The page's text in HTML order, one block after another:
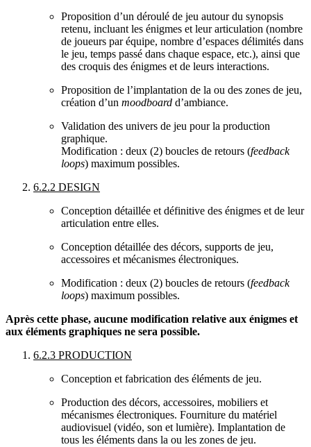
Proposition d’un déroulé de jeu autour du synopsis
retenu, incluant les énigmes et leur articulation (nombre
de joueurs par équipe, nombre d’espaces délimités dans
le jeu, temps passé dans chaque espace, etc.), ainsi que
des croquis des énigmes et de leurs interactions.
Proposition de l’implantation de la ou des zones de jeu,
création d’un moodboard d’ambiance.
Validation des univers de jeu pour la production
graphique.
Modification : deux (2) boucles de retours (feedback
loops) maximum possibles.
6.2.2 DESIGN
Conception détaillée et définitive des énigmes et de leur
articulation entre elles.
Conception détaillée des décors, supports de jeu,
accessoires et mécanismes électroniques.
Modification : deux (2) boucles de retours (feedback
loops) maximum possibles.
Après cette phase, aucune modification relative aux énigmes et
aux éléments graphiques ne sera possible.
6.2.3 PRODUCTION
Conception et fabrication des éléments de jeu.
Production des décors, accessoires, mobiliers et
mécanismes électroniques. Fourniture du matériel
audiovisuel (vidéo, son et lumière). Implantation de
tous les éléments dans la ou les zones de jeu.